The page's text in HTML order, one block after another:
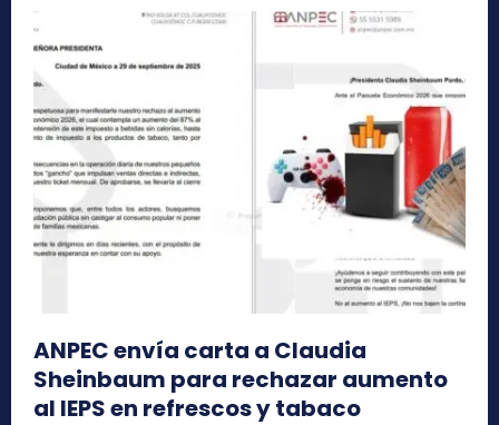
ANPEC envía carta a Claudia
Sheinbaum para rechazar aumento
al IEPS en refrescos y tabaco